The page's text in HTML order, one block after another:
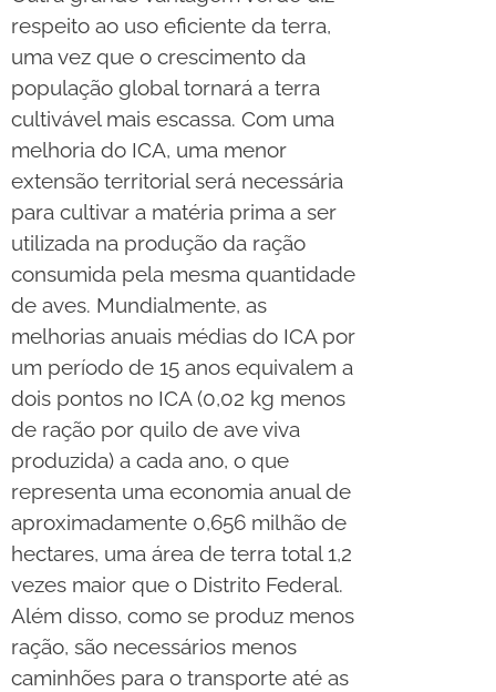
respeito ao uso eficiente da terra,
uma vez que o crescimento da
população global tornará a terra
cultivável mais escassa. Com uma
melhoria do ICA, uma menor
extensão territorial será necessária
para cultivar a matéria prima a ser
utilizada na produção da ração
consumida pela mesma quantidade
de aves. Mundialmente, as
melhorias anuais médias do ICA por
um período de 15 anos equivalem a
dois pontos no ICA (0,02 kg menos
de ração por quilo de ave viva
produzida) a cada ano, o que
representa uma economia anual de
aproximadamente 0,656 milhão de
hectares, uma área de terra total 1,2
vezes maior que o Distrito Federal.
Além disso, como se produz menos
ração, são necessários menos
caminhões para o transporte até as